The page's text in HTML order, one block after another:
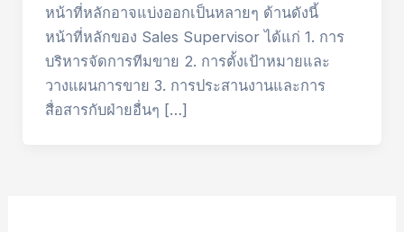
หน้าที่หลักอาจแบ่งออกเป็นหลายๆ ด้านดังนี้
หน้าที่หลักของ Sales Supervisor ได้แก่ 1. การ
บริหารจัดการทีมขาย 2. การตั้งเป้าหมายและ
วางแผนการขาย 3. การประสานงานและการ
สื่อสารกับฝ่ายอื่นๆ […]